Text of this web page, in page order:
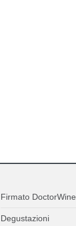
Firmato DoctorWine
Degustazioni